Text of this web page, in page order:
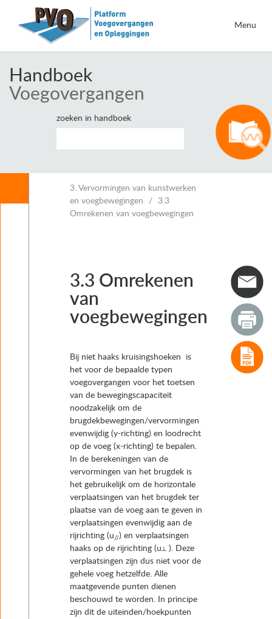
Menu
Handboek
Voegovergangen
zoeken in handboek
3.1 Bepalen van voegbewegingen
3.2 Combineren van voegbewegingen
3.3 Omrekenen van voegbewegingen
4. Typen voegovergangen
5. Het keuzeproces van voegovergangen
7. Instandhouding
3. Vervormingen van kunstwerken
en voegbewegingen
3.3
Omrekenen van voegbewegingen
3.3 Omrekenen
van
voegbewegingen
Bij niet haaks kruisingshoeken is
het voor de bepaalde typen
voegovergangen voor het toetsen
van de bewegingscapaciteit
noodzakelijk om de
brugdekbewegingen/vervormingen
evenwijdig (y-richting) en loodrecht
op de voeg (x-richting) te bepalen.
In de berekeningen van de
vervormingen van het brugdek is
het gebruikelijk om de horizontale
verplaatsingen van het brugdek ter
plaatse van de voeg aan te geven in
verplaatsingen evenwijdig aan de
rijrichting (u // ) en verplaatsingen
haaks op de rijrichting (u┴ ). Deze
verplaatsingen zijn dus niet voor de
gehele voeg hetzelfde. Alle
maatgevende punten dienen
beschouwd te worden. In principe
zijn dit de uiteinden/hoekpunten